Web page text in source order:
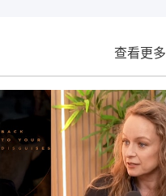
查看更多